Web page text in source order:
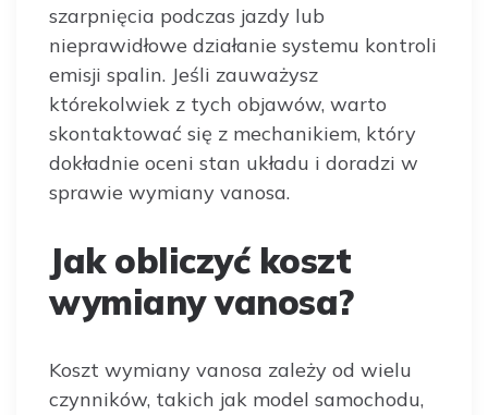
szarpnięcia podczas jazdy lub
nieprawidłowe działanie systemu kontroli
emisji spalin. Jeśli zauważysz
którekolwiek z tych objawów, warto
skontaktować się z mechanikiem, który
dokładnie oceni stan układu i doradzi w
sprawie wymiany vanosa.
Jak obliczyć koszt
wymiany vanosa?
Koszt wymiany vanosa zależy od wielu
czynników, takich jak model samochodu,